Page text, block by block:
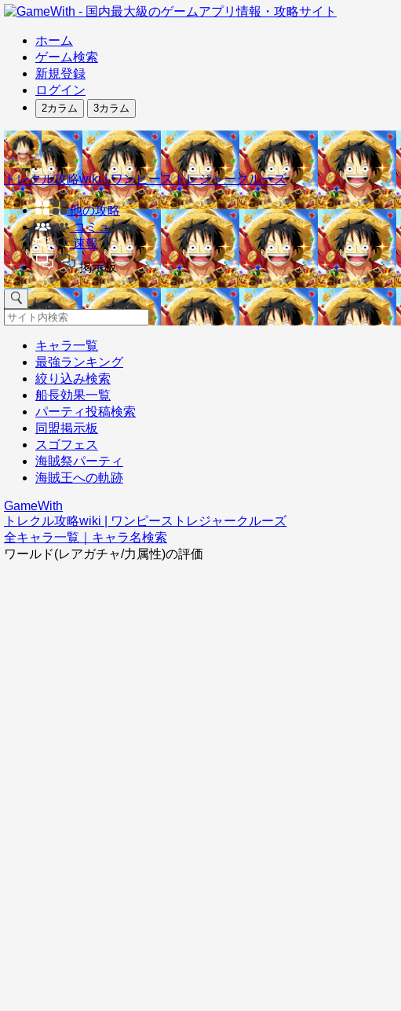
ホーム
ゲーム検索
新規登録
ログイン
2カラム 3カラム
トレクル攻略wiki | ワンピーストレジャークルーズ
他の攻略
コミュ
速報
掲示板
キャラ一覧
最強ランキング
絞り込み検索
船長効果一覧
パーティ投稿検索
同盟掲示板
スゴフェス
海賊祭パーティ
海賊王への軌跡
GameWith
トレクル攻略wiki | ワンピーストレジャークルーズ
全キャラ一覧｜キャラ名検索
ワールド(レアガチャ/力属性)の評価